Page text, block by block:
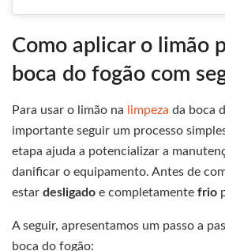
Como aplicar o limão
boca do fogão com
Para usar o limão na limpeza da boca
importante seguir um processo
etapa ajuda a potencializar a
danificar o equipamento. Antes de
estar desligado e completamente frio
A seguir, apresentamos um passo a
boca do fogão: